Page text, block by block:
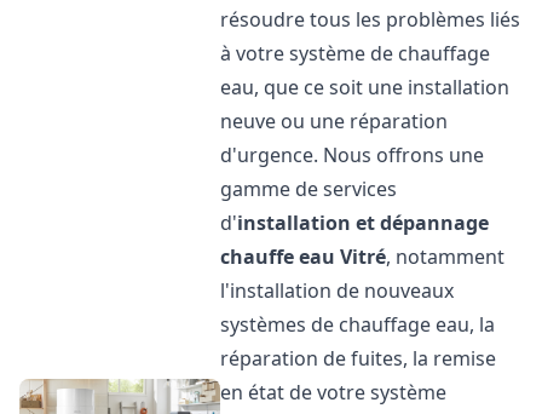
résoudre tous les problèmes liés
à votre système de chauffage
eau, que ce soit une installation
neuve ou une réparation
d'urgence. Nous offrons une
gamme de services
d'installation et dépannage
chauffe eau Vitré, notamment
l'installation de nouveaux
systèmes de chauffage eau, la
réparation de fuites, la remise
en état de votre système